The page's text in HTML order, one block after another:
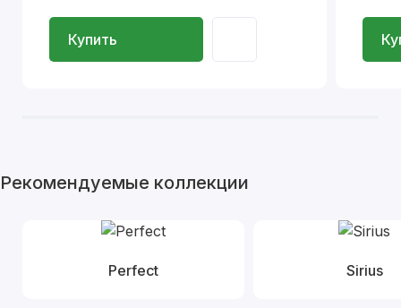
Купить
Рекомендуемые коллекции
Perfect Sirius